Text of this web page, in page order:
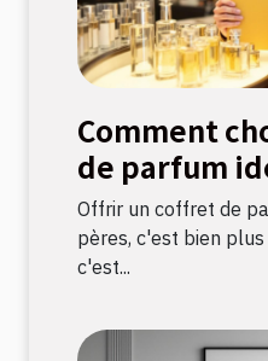
Comment
de parfum
fête des
Offrir un coffret de
pères, c'est bien
c'est...